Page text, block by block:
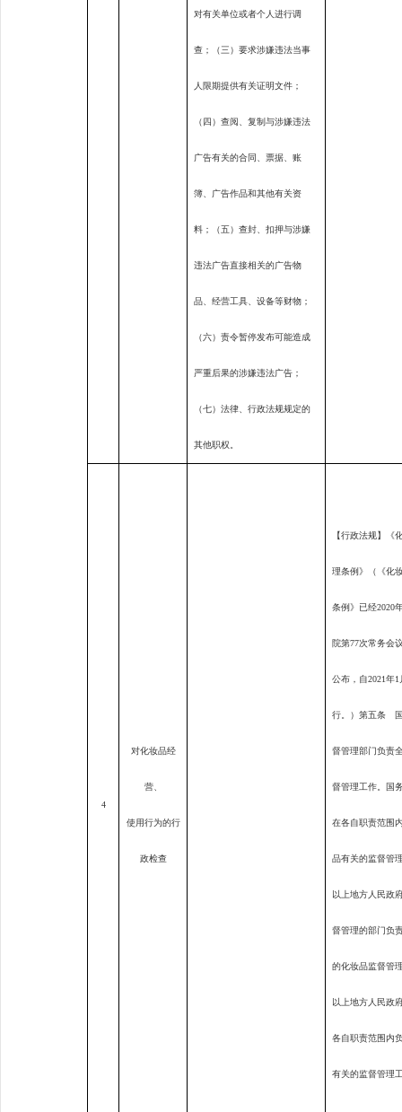
对有关单位或者个人进行调
查；（三）要求涉嫌违法当事
人限期提供有关证明文件；
（四）查阅、复制与涉嫌违法
广告有关的合同、票据、账
簿、广告作品和其他有关资
料；（五）查封、扣押与涉嫌
违法广告直接相关的广告物
品、经营工具、设备等财物；
（六）责令暂停发布可能造成
严重后果的涉嫌违法广告；
（七）法律、行政法规规定的
其他职权。
4
对化妆品经
营、
使用行为的行
政检查
【行政法规】《
理条例》（《化
条例》已经2020
院第77次常务会
公布，自2021年1
行。）第五条
督管理部门负责
督管理工作。国
在各自职责范围
品有关的监督管
以上地方人民政
督管理的部门负
的化妆品监督管
以上地方人民政
各自职责范围内
有关的监督管理